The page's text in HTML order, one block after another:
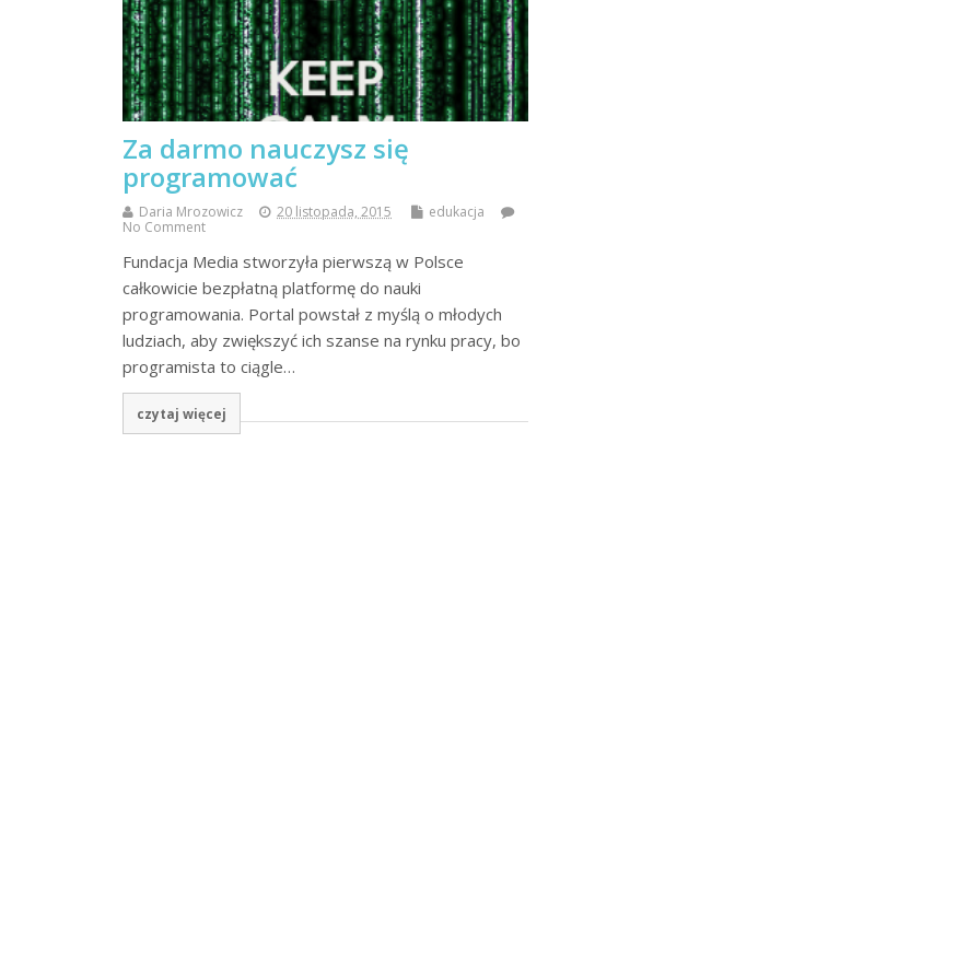
Za darmo nauczysz się
programować
Daria Mrozowicz 20 listopada, 2015
edukacja
No Comment
Fundacja Media stworzyła pierwszą w Polsce
całkowicie bezpłatną platformę do nauki
programowania. Portal powstał z myślą o młodych
ludziach, aby zwiększyć ich szanse na rynku pracy, bo
programista to ciągle…
czytaj więcej